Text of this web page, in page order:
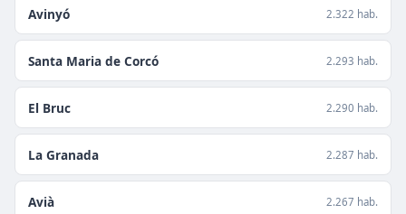
Avinyó 2.322 hab.
Santa Maria de Corcó 2.293 hab.
El Bruc 2.290 hab.
La Granada 2.287 hab.
Avià 2.267 hab.